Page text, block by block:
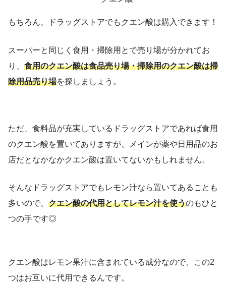
もちろん、ドラッグストアでもクエン酸は購入できます！
スーパーと同じく食用・掃除用とで売り場が分かれてお
り、 食用のクエン酸は食品売り場・掃除用のクエン酸は掃
除用品売り場を探しましょう。
ただ、食料品が充実しているドラッグストアであれば食用
のクエン酸を置いてありますが、メインが薬や日用品のお
店だとなかなかクエン酸は置いてないかもしれません。
そんなドラッグストアでもレモン汁なら置いてあることも
多いので、 クエン酸の代用としてレモン汁を使うのもひと
つの手です◎
クエン酸はレモン果汁に含まれている成分なので、この2
つはお互いに代用できるんです。